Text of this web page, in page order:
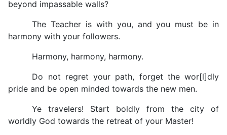
beyond impassable walls?
The Teacher is with you, and you must be in
harmony with your followers.
Harmony, harmony, harmony.
Do not regret your path, forget the wor[l]dly
pride and be open minded towards the new men.
Ye travelers! Start boldly from the city of
worldly God towards the retreat of your Master!